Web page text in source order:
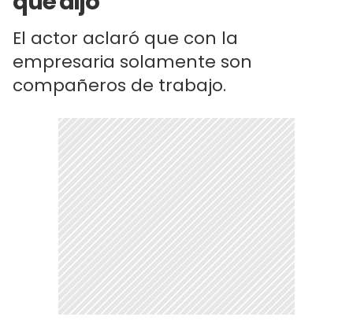
El actor aclaró que con la
empresaria solamente son
compañeros de trabajo.